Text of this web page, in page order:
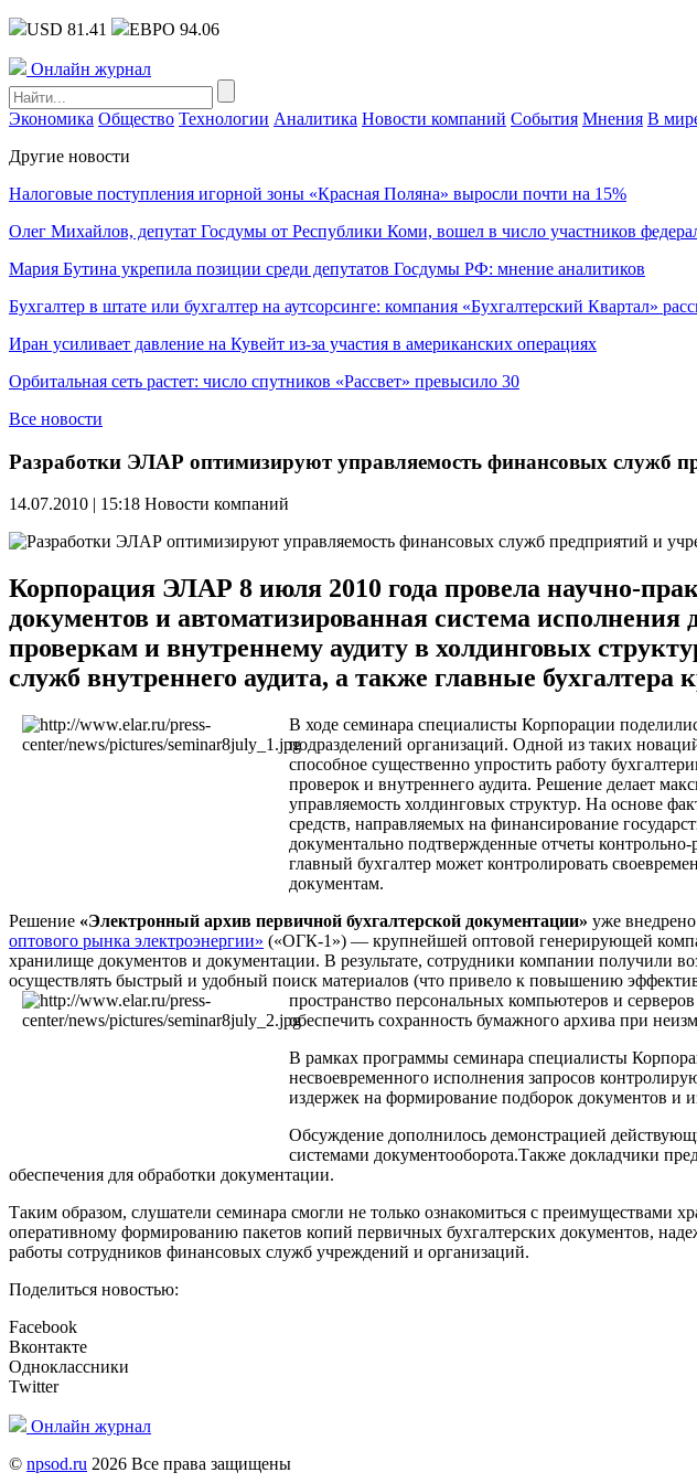
USD 81.41 ЕВРО 94.06
Онлайн журнал
Экономика Общество Технологии Аналитика Новости компаний События Мнения В
Другие новости
Налоговые поступления игорной зоны «Красная Поляна» выросли почти на 15%
Олег Михайлов, депутат Госдумы от Республики Коми, вошел в число участников
Мария Бутина укрепила позиции среди депутатов Госдумы РФ: мнение аналитиков
Бухгалтер в штате или бухгалтер на аутсорсинге: компания «Бухгалтерский Квартал»
Иран усиливает давление на Кувейт из-за участия в американских операциях
Орбитальная сеть растет: число спутников «Рассвет» превысило 30
Все новости
Разработки ЭЛАР оптимизируют управляемость финансовых служб
14.07.2010 | 15:18 Новости компаний
Корпорация ЭЛАР 8 июля 2010 года провела научно-
документов и автоматизированная система
проверкам и внутреннему аудиту в холдинговых
служб внутреннего аудита, а также главные
В ходе семинара специалисты Корпорации
подразделений организаций. Одной из таких
способное существенно упростить работу
проверок и внутреннего аудита. Решение делает
управляемость холдинговых структур. На основе
средств, направляемых на финансирование
документально подтвержденные отчеты
главный бухгалтер может контролировать
документам.
Решение «Электронный архив первичной бухгалтерской документации» уже
оптового рынка электроэнергии» («ОГК-1») — крупнейшей оптовой генерирующей
хранилище документов и документации. В результате, сотрудники компании получили
осуществлять быстрый и удобный поиск материалов (что привело к повышению
пространство персональных компьютеров и
обеспечить сохранность бумажного архива при
В рамках программы семинара специалисты
несвоевременного исполнения запросов
издержек на формирование подборок документов и
Обсуждение дополнилось демонстрацией
системами документооборота.Также докладчики
обеспечения для обработки документации.
Таким образом, слушатели семинара смогли не только ознакомиться с преимуществами
оперативному формированию пакетов копий первичных бухгалтерских документов,
работы сотрудников финансовых служб учреждений и организаций.
Поделиться новостью:
Facebook
Вконтакте
Одноклассники
Twitter
Онлайн журнал
© npsod.ru 2026 Все права защищены